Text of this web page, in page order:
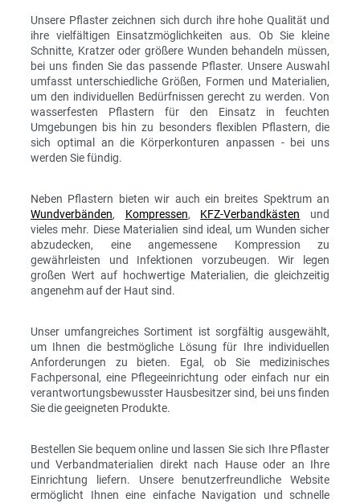
Unsere Pflaster zeichnen sich durch ihre hohe Qualität und
ihre vielfältigen Einsatzmöglichkeiten aus. Ob Sie kleine
Schnitte, Kratzer oder größere Wunden behandeln müssen,
bei uns finden Sie das passende Pflaster. Unsere Auswahl
umfasst unterschiedliche Größen, Formen und Materialien,
um den individuellen Bedürfnissen gerecht zu werden. Von
wasserfesten Pflastern für den Einsatz in feuchten
Umgebungen bis hin zu besonders flexiblen Pflastern, die
sich optimal an die Körperkonturen anpassen - bei uns
werden Sie fündig.
Neben Pflastern bieten wir auch ein breites Spektrum an
Wundverbänden, Kompressen, KFZ-Verbandkästen und
vieles mehr. Diese Materialien sind ideal, um Wunden sicher
abzudecken, eine angemessene Kompression zu
gewährleisten und Infektionen vorzubeugen. Wir legen
großen Wert auf hochwertige Materialien, die gleichzeitig
angenehm auf der Haut sind.
Unser umfangreiches Sortiment ist sorgfältig ausgewählt,
um Ihnen die bestmögliche Lösung für Ihre individuellen
Anforderungen zu bieten. Egal, ob Sie medizinisches
Fachpersonal, eine Pflegeeinrichtung oder einfach nur ein
verantwortungsbewusster Hausbesitzer sind, bei uns finden
Sie die geeigneten Produkte.
Bestellen Sie bequem online und lassen Sie sich Ihre Pflaster
und Verbandmaterialien direkt nach Hause oder an Ihre
Einrichtung liefern. Unsere benutzerfreundliche Website
ermöglicht Ihnen eine einfache Navigation und schnelle